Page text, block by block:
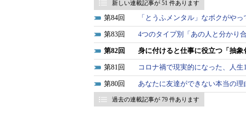
新しい連載記事が 51 件あります
84 「とうふメンタル」なボクがや
83 4つのタイプ別「あの人と分かり
82 身に付けると仕事に役立つ「抽象
81 コロナ禍で現実的になった、人生
80 あなたに友達ができない本当の理
過去の連載記事が 79 件あります